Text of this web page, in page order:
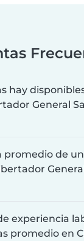
hay
General
promedio de
experiencia
promedio en